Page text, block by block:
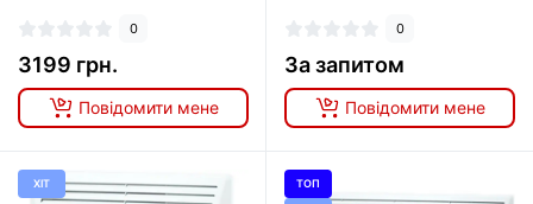
0
3199 грн.
Повідомити мене
0
За запитом
Повідомити мене
ХІТ ТОП